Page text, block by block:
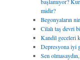
midir?
Begonyaların
Cilalı taş devri
Kandil geceleri
Depresyona iyi
Sen